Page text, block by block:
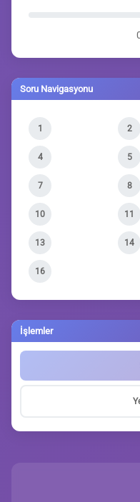
Soru Navigasyonu
1 2
4 5
7 8
10 11
13 14
16
İşlemler